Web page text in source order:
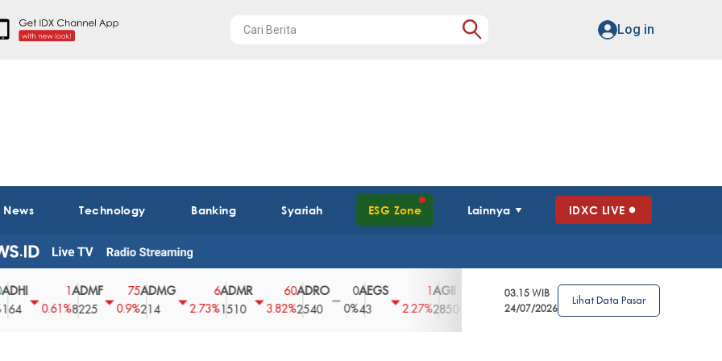
Log in
Technology Banking Syariah ESG Zone Lainnya IDXC LIVE
0.61%
ADMF
8225
75
0.9%
ADMG
214
2.73%
ADMR
1510
3.82%
ADRO
2540
0
0%
AEGS
2.27%2850
3.39%
AGRO
4
2.63%
AGRS
62
0%
03.15 WIB
24/07/2026
Lihat Data Pasar